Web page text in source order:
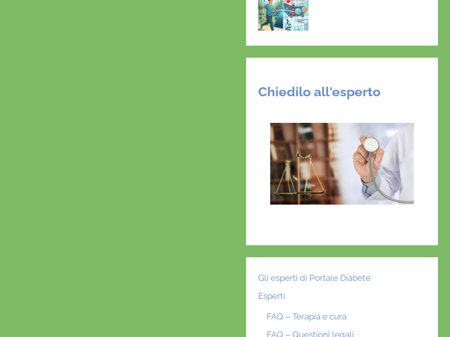
Chiedilo all'esperto
Gli esperti di Portale Diabete
Esperti
FAQ – Terapia e cura
FAQ – Questioni legali